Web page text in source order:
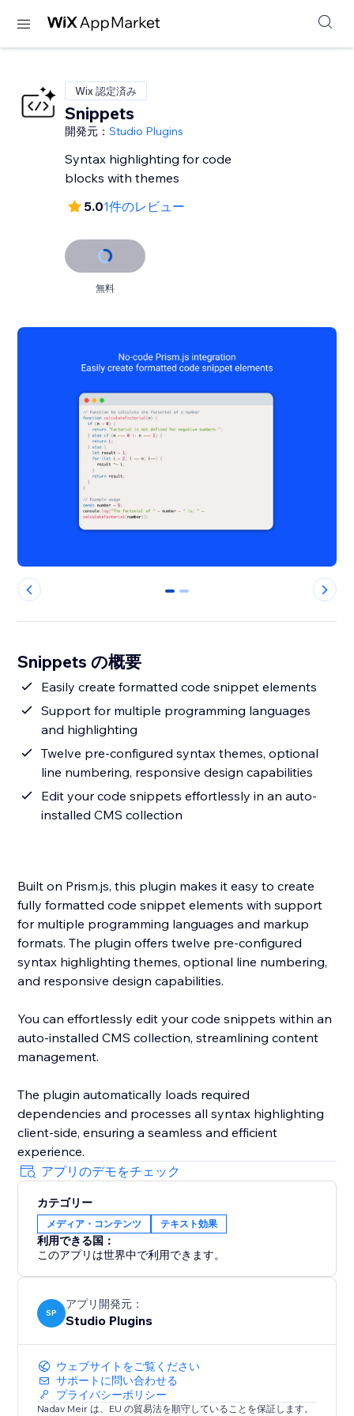
Wix 認定済み
Snippets
開発元：Studio Plugins
Syntax highlighting for code
blocks with themes
5.01件のレビュー
無料
0 1
Snippets の概要
Easily create formatted code snippet elements
Support for multiple programming languages
and highlighting
Twelve pre-configured syntax themes, optional
line numbering, responsive design capabilities
Edit your code snippets effortlessly in an auto-
installed CMS collection
Built on Prism.js, this plugin makes it easy to create
fully formatted code snippet elements with support
for multiple programming languages and markup
formats. The plugin offers twelve pre-configured
syntax highlighting themes, optional line numbering,
and responsive design capabilities.
You can effortlessly edit your code snippets within an
auto-installed CMS collection, streamlining content
management.
The plugin automatically loads required
dependencies and processes all syntax highlighting
client-side, ensuring a seamless and efficient
experience.
アプリのデモをチェック
カテゴリー
メディア・コンテンツ テキスト効果
利用できる国：
このアプリは世界中で利用できます。
SP
アプリ開発元：
Studio Plugins
ウェブサイトをご覧ください
サポートに問い合わせる
プライバシーポリシー
Nadav Meir は、EU の貿易法を順守していることを保証します。